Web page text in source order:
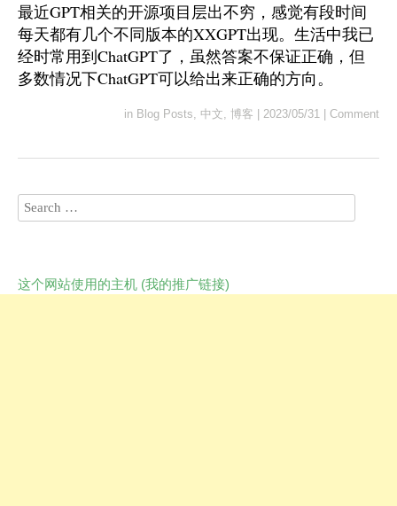
最近GPT相关的开源项目层出不穷，感觉有段时间
每天都有几个不同版本的XXGPT出现。生活中我已
经时常用到ChatGPT了，虽然答案不保证正确，但
多数情况下ChatGPT可以给出来正确的方向。
in Blog Posts, 中文, 博客 2023/05/31 Comment
这个网站使用的主机 (我的推广链接)